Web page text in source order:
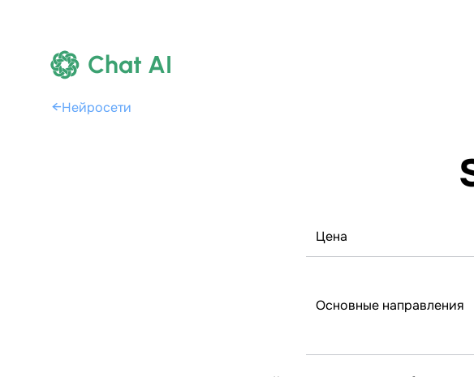
Chat AI
←Нейросети
Цена
Основные направления